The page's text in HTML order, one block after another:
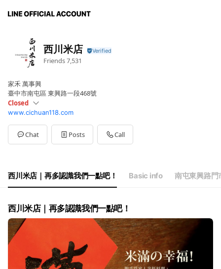
西川米店
Friends7,531
家禾 萬事興
臺中市南屯區 東興路一段468號
Closed
SunClosed
Mon08:00 - 17:00
Tue08:00 - 17:00
Wed08:00 - 17:00
SatClosed
每週六、日及國定假日公休
www.cichuan118.com
Chat Posts Call
西川米店｜再多認識我們一點吧！ Basic info 南屯東興路門
西川米店｜再多認識我們一點吧！